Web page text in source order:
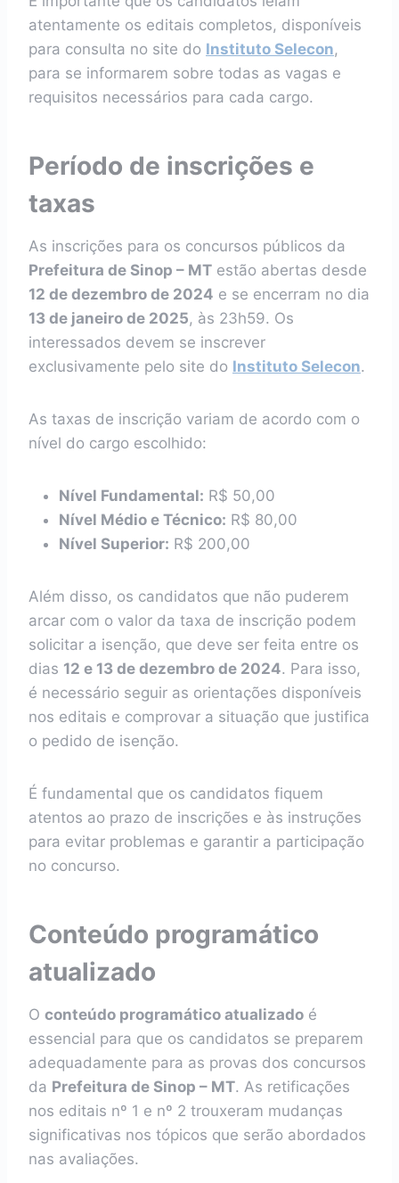
atentamente os editais completos, disponíveis
para consulta no site do Instituto Selecon,
para se informarem sobre todas as vagas e
requisitos necessários para cada cargo.
Período de inscrições e
taxas
As inscrições para os concursos públicos da
Prefeitura de Sinop – MT estão abertas desde
12 de dezembro de 2024 e se encerram no dia
13 de janeiro de 2025, às 23h59. Os
interessados devem se inscrever
exclusivamente pelo site do Instituto Selecon.
As taxas de inscrição variam de acordo com o
nível do cargo escolhido:
Nível Fundamental: R$ 50,00
Nível Médio e Técnico: R$ 80,00
Nível Superior: R$ 200,00
Além disso, os candidatos que não puderem
arcar com o valor da taxa de inscrição podem
solicitar a isenção, que deve ser feita entre os
dias 12 e 13 de dezembro de 2024. Para isso,
é necessário seguir as orientações disponíveis
nos editais e comprovar a situação que justifica
o pedido de isenção.
É fundamental que os candidatos fiquem
atentos ao prazo de inscrições e às instruções
para evitar problemas e garantir a participação
no concurso.
Conteúdo programático
atualizado
O conteúdo programático atualizado é
essencial para que os candidatos se preparem
adequadamente para as provas dos concursos
da Prefeitura de Sinop – MT. As retificações
nos editais nº 1 e nº 2 trouxeram mudanças
significativas nos tópicos que serão abordados
nas avaliações.